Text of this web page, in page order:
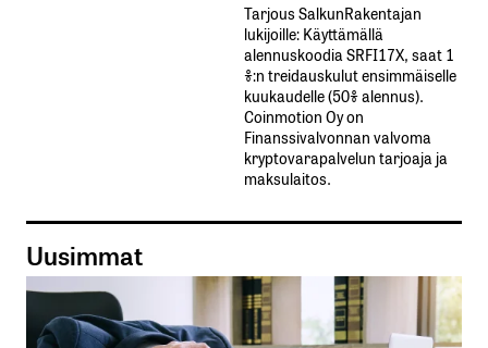
Tarjous SalkunRakentajan
lukijoille: Käyttämällä​ ​
alennuskoodia​ ​SRFI17X,​ ​saat​ ​1
%:n treidauskulut​ ​ensimmäiselle​ ​
kuukaudelle​ ​(50%​ ​alennus).
Coinmotion Oy on
Finanssivalvonnan valvoma
kryptovarapalvelun tarjoaja ja
maksulaitos.
Uusimmat